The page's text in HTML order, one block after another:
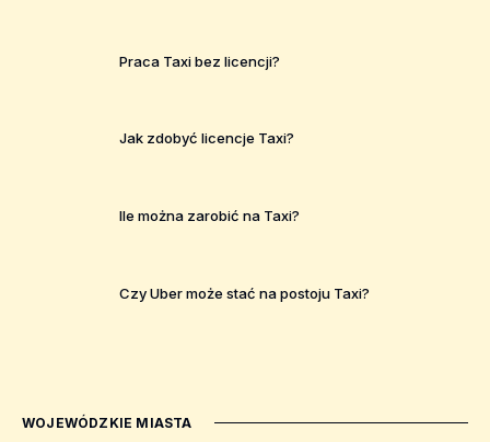
Praca Taxi bez licencji?
Jak zdobyć licencje Taxi?
Ile można zarobić na Taxi?
Czy Uber może stać na postoju Taxi?
WOJEWÓDZKIE MIASTA